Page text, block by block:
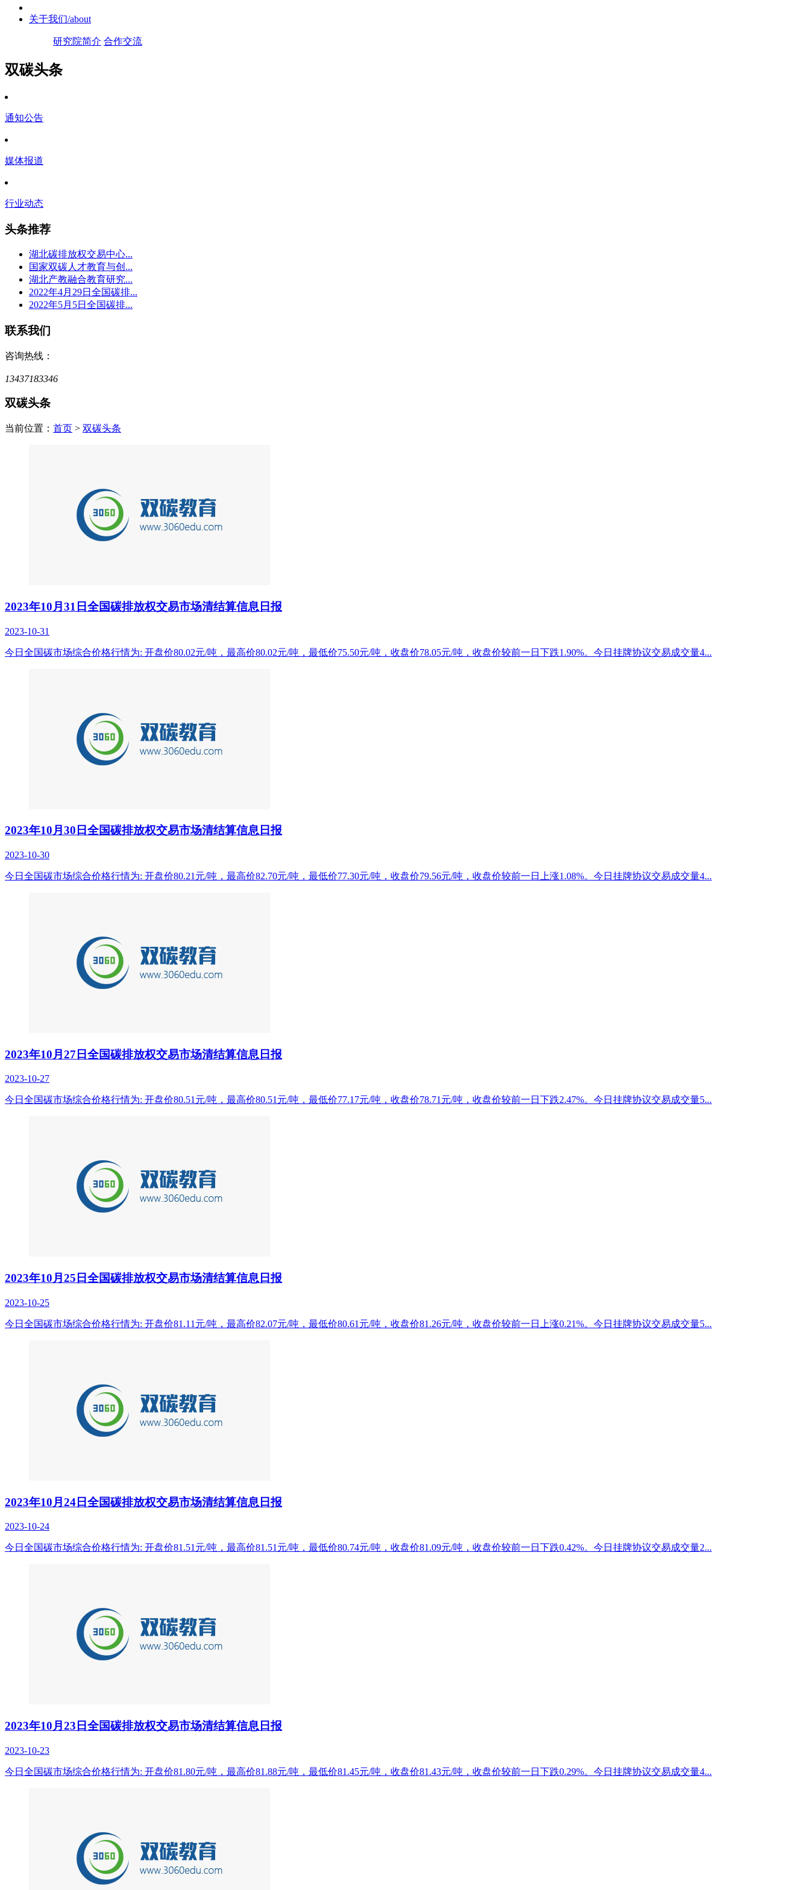
关于我们/about
研究院简介 合作交流
双碳头条
通知公告
媒体报道
行业动态
头条推荐
湖北碳排放权交易中心...
国家双碳人才教育与创...
湖北产教融合教育研究...
2022年4月29日全国碳排...
2022年5月5日全国碳排...
联系我们
咨询热线：
13437183346
双碳头条
当前位置： 首页 > 双碳头条
2023年10月31日全国碳排放权交易市场清结算信息日报
2023-10-31
今日全国碳市场综合价格行情为: 开盘价80.02元/吨，最高价80.02元/吨，最低价75.50元/吨，收盘价78.05元/吨，收盘价较前一日下跌1.90%。今日挂牌协议交易成交量4...
2023年10月30日全国碳排放权交易市场清结算信息日报
2023-10-30
今日全国碳市场综合价格行情为: 开盘价80.21元/吨，最高价82.70元/吨，最低价77.30元/吨，收盘价79.56元/吨，收盘价较前一日上涨1.08%。今日挂牌协议交易成交量4...
2023年10月27日全国碳排放权交易市场清结算信息日报
2023-10-27
今日全国碳市场综合价格行情为: 开盘价80.51元/吨，最高价80.51元/吨，最低价77.17元/吨，收盘价78.71元/吨，收盘价较前一日下跌2.47%。今日挂牌协议交易成交量5...
2023年10月25日全国碳排放权交易市场清结算信息日报
2023-10-25
今日全国碳市场综合价格行情为: 开盘价81.11元/吨，最高价82.07元/吨，最低价80.61元/吨，收盘价81.26元/吨，收盘价较前一日上涨0.21%。今日挂牌协议交易成交量5...
2023年10月24日全国碳排放权交易市场清结算信息日报
2023-10-24
今日全国碳市场综合价格行情为: 开盘价81.51元/吨，最高价81.51元/吨，最低价80.74元/吨，收盘价81.09元/吨，收盘价较前一日下跌0.42%。今日挂牌协议交易成交量2...
2023年10月23日全国碳排放权交易市场清结算信息日报
2023-10-23
今日全国碳市场综合价格行情为: 开盘价81.80元/吨，最高价81.88元/吨，最低价81.45元/吨，收盘价81.43元/吨，收盘价较前一日下跌0.29%。今日挂牌协议交易成交量4...